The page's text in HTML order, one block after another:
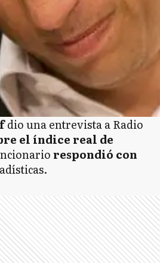
dio una entrevista a Radio
el índice real de
respondió con